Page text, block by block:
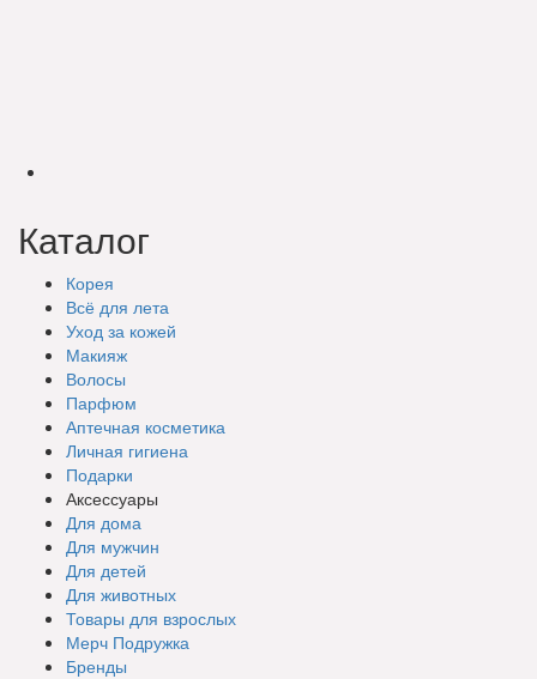
Каталог
Корея
Всё для лета
Уход за кожей
Макияж
Волосы
Парфюм
Аптечная косметика
Личная гигиена
Подарки
Аксессуары
Для дома
Для мужчин
Для детей
Для животных
Товары для взрослых
Мерч Подружка
Бренды